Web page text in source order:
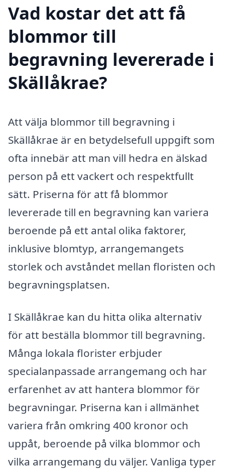
Vad kostar det att få
blommor till
begravning levererade i
Skällåkrae?
Att välja blommor till begravning i
Skällåkrae är en betydelsefull uppgift som
ofta innebär att man vill hedra en älskad
person på ett vackert och respektfullt
sätt. Priserna för att få blommor
levererade till en begravning kan variera
beroende på ett antal olika faktorer,
inklusive blomtyp, arrangemangets
storlek och avståndet mellan floristen och
begravningsplatsen.
I Skällåkrae kan du hitta olika alternativ
för att beställa blommor till begravning.
Många lokala florister erbjuder
specialanpassade arrangemang och har
erfarenhet av att hantera blommor för
begravningar. Priserna kan i allmänhet
variera från omkring 400 kronor och
uppåt, beroende på vilka blommor och
vilka arrangemang du väljer. Vanliga typer